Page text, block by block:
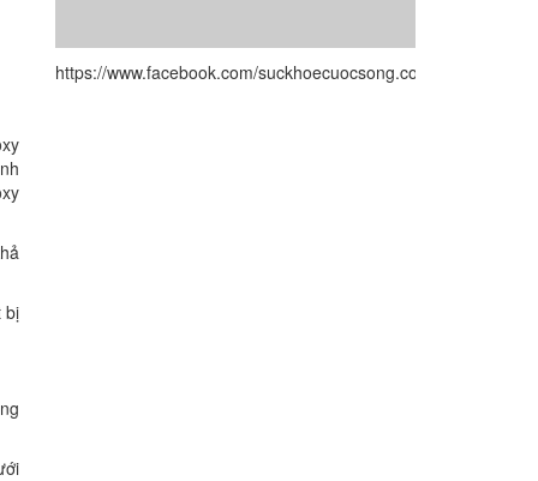
bị
https://www.facebook.com/suckhoecuocsong.com.vn/